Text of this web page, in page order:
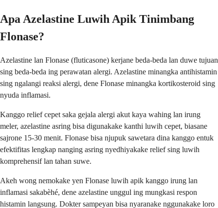
Apa Azelastine Luwih Apik Tinimbang
Flonase?
Azelastine lan Flonase (fluticasone) kerjane beda-beda lan duwe tujuan
sing beda-beda ing perawatan alergi. Azelastine minangka antihistamin
sing ngalangi reaksi alergi, dene Flonase minangka kortikosteroid sing
nyuda inflamasi.
Kanggo relief cepet saka gejala alergi akut kaya wahing lan irung
meler, azelastine asring bisa digunakake kanthi luwih cepet, biasane
sajrone 15-30 menit. Flonase bisa njupuk sawetara dina kanggo entuk
efektifitas lengkap nanging asring nyedhiyakake relief sing luwih
komprehensif lan tahan suwe.
Akeh wong nemokake yen Flonase luwih apik kanggo irung lan
inflamasi sakabèhé, dene azelastine unggul ing mungkasi respon
histamin langsung. Dokter sampeyan bisa nyaranake nggunakake loro